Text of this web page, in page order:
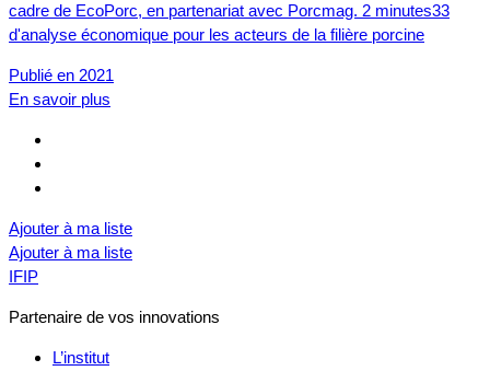
cadre de EcoPorc, en partenariat avec Porcmag. 2 minutes33
d'analyse économique pour les acteurs de la filière porcine
Publié en 2021
En savoir plus
Ajouter à ma liste
Ajouter à ma liste
IFIP
Partenaire de vos innovations
L’institut